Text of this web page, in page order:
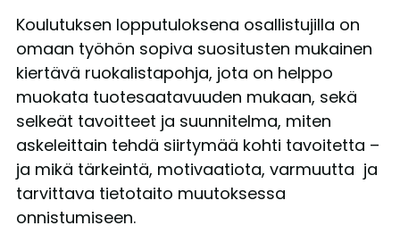
Koulutuksen lopputuloksena osallistujilla on
omaan työhön sopiva suositusten mukainen
kiertävä ruokalistapohja, jota on helppo
muokata tuotesaatavuuden mukaan, sekä
selkeät tavoitteet ja suunnitelma, miten
askeleittain tehdä siirtymää kohti tavoitetta –
ja mikä tärkeintä, motivaatiota, varmuutta ja
tarvittava tietotaito muutoksessa
onnistumiseen.